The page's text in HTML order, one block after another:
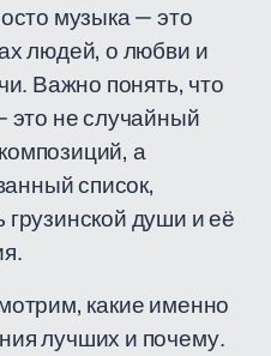
музыка — это
людей, о любви и
Важно понять, что
это не случайный
а
список,
грузинской души и её
какие именно
лучших и почему.